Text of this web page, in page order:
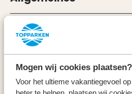
Mogen wij cookies plaatsen?
Voor het ultieme vakantiegevoel
Service & Kontakt
Arten
Specials